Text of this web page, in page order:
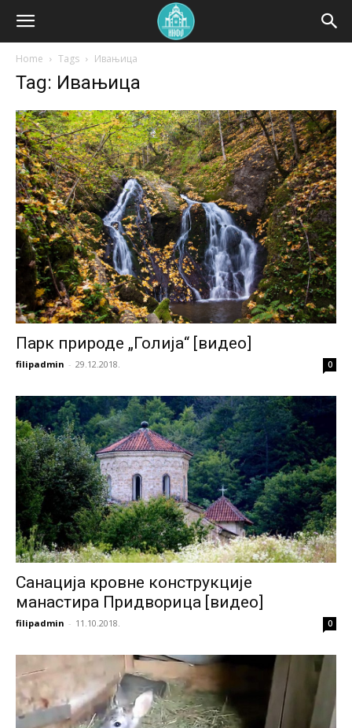
Home Tags Ивањица
Tag: Ивањица
Парк природе „Голија“ [видео]
filipadmin - 29.12.2018. 0
Санација кровне конструкције
манастира Придворица [видео]
filipadmin - 11.10.2018. 0